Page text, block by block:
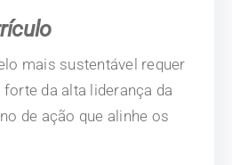
mais sustentável requer
da alta liderança da
de ação que alinhe os